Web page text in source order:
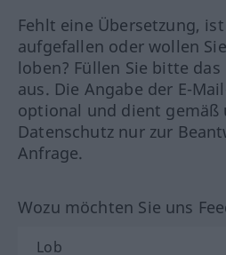
Fehlt eine Übersetzung,
aufgefallen oder wollen
loben? Füllen Sie bitte
aus. Die Angabe der E-
optional und dient gemäß
Datenschutz nur zur
Anfrage.
Wozu möchten Sie uns